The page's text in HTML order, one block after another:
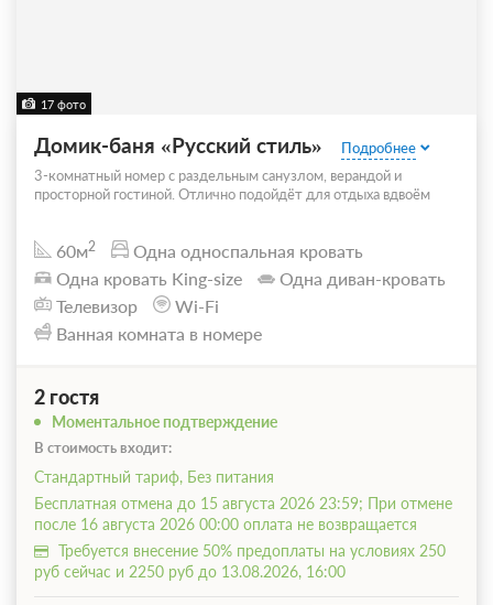
17 фото
Домик-баня «Русский стиль»
Подробнее
3-комнатный номер с раздельным санузлом, верандой и
просторной гостиной. Отлично подойдёт для отдыха вдвоём
60м2
Одна односпальная кровать
Одна кровать King-size
Одна диван-кровать
Телевизор
Wi-Fi
Ванная комната в номере
2 гостя
Моментальное подтверждение
В стоимость входит:
Стандартный тариф, Без питания
Бесплатная отмена до 15 августа 2026 23:59; При отмене
после 16 августа 2026 00:00 оплата не возвращается
Требуется внесение 50% предоплаты на условиях 250
руб сейчас и 2250 руб до 13.08.2026, 16:00